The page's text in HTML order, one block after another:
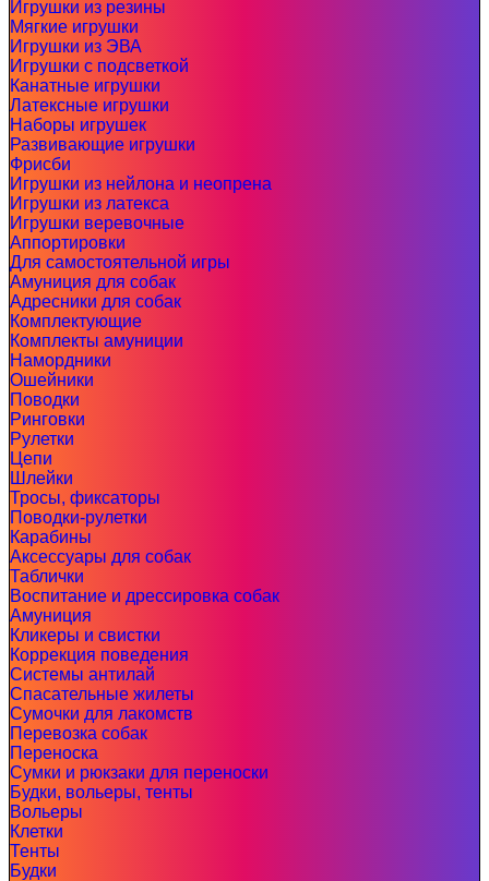
Игрушки из резины
Мягкие игрушки
Игрушки из ЭВА
Игрушки с подсветкой
Канатные игрушки
Латексные игрушки
Наборы игрушек
Развивающие игрушки
Фрисби
Игрушки из нейлона и неопрена
Игрушки из латекса
Игрушки веревочные
Аппортировки
Для самостоятельной игры
Амуниция для собак
Адресники для собак
Комплектующие
Комплекты амуниции
Намордники
Ошейники
Поводки
Ринговки
Рулетки
Цепи
Шлейки
Тросы, фиксаторы
Поводки-рулетки
Карабины
Аксессуары для собак
Таблички
Воспитание и дрессировка собак
Амуниция
Кликеры и свистки
Коррекция поведения
Системы антилай
Спасательные жилеты
Сумочки для лакомств
Перевозка собак
Переноска
Сумки и рюкзаки для переноски
Будки, вольеры, тенты
Вольеры
Клетки
Тенты
Будки